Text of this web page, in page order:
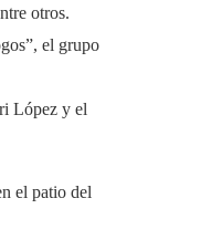
otros.
el grupo
López y el
el patio del